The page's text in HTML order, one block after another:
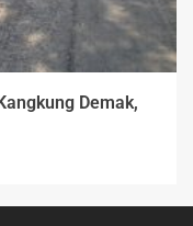
Demak,